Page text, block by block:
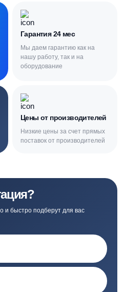
Гарантия 24 мес
Мы даем гарантию как на
нашу работу, так и на
оборудование
Цены от производителей
Низкие цены за счет прямых
поставок от производителей
и быстро подберут для вас